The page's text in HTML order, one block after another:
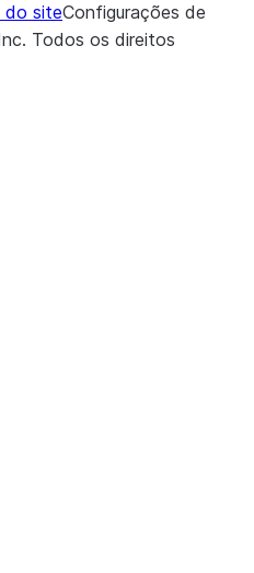
do siteConfigurações de
Todos os direitos